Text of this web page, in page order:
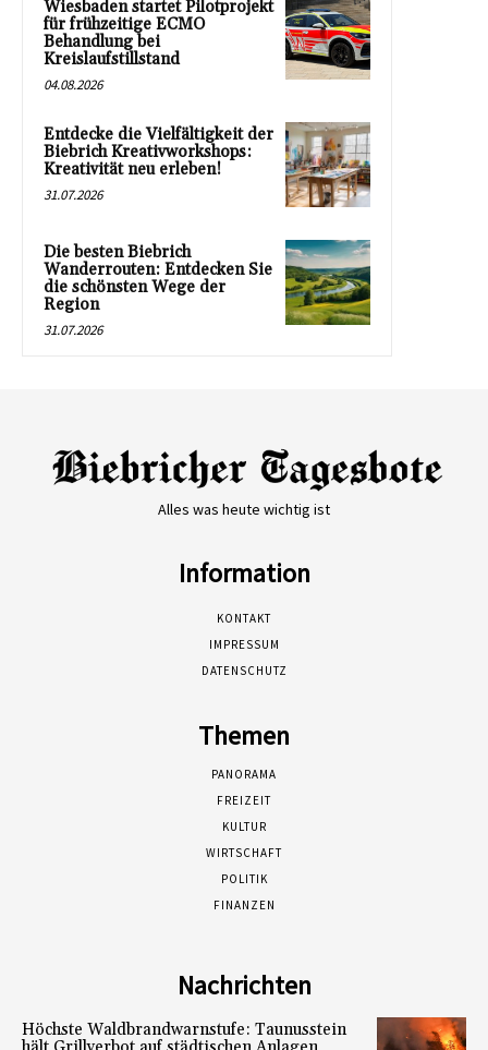
Wiesbaden startet Pilotprojekt
für frühzeitige ECMO
Behandlung bei
Kreislaufstillstand
04.08.2026
Entdecke die Vielfältigkeit der
Biebrich Kreativworkshops:
Kreativität neu erleben!
31.07.2026
Die besten Biebrich
Wanderrouten: Entdecken Sie
die schönsten Wege der
Region
31.07.2026
Alles was heute wichtig ist
Information
KONTAKT
IMPRESSUM
DATENSCHUTZ
Themen
PANORAMA
FREIZEIT
KULTUR
WIRTSCHAFT
POLITIK
FINANZEN
Nachrichten
Höchste Waldbrandwarnstufe: Taunusstein